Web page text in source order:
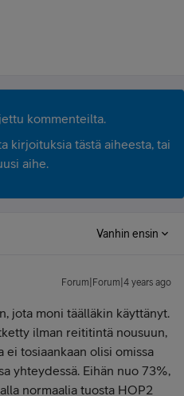
kommenteilta.
kirjoituksia tästä aiheesta, tai
aihe.
Vanhin ensin
Forum|Forum|4 years ago
jota moni täälläkin käyttänyt.
ilman reititintä nousuun,
tosiaankaan olisi omissa
yhteydessä. Eihän nuo 73%,
normaalia tuosta HOP2